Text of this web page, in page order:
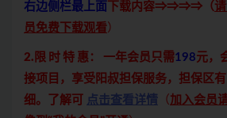
右边侧栏最上面
下载内容⇒⇒⇒⇒（
员免费下载观看）
2.限 时 特 惠： 一年会员只需198元，
接项目，享受阳叔担保服务，担保区
细。了解可
点击查看详情 （ 加入会员